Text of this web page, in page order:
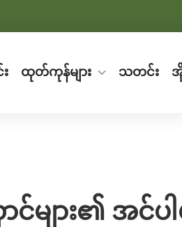
ထုတ်ကုန်များ သတင်း အို
ာင်များ၏ အင်